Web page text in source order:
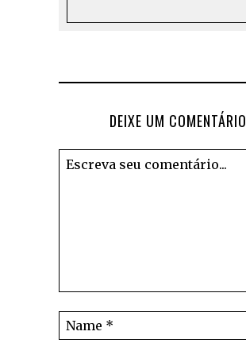
DEIXE UM COMENTÁRIO